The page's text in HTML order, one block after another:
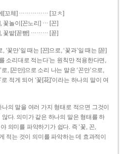
[꼬체] …………… [꼬ㅊ]
꽃놀이[꼰노리] … [꼰]
꽃밭[꼳빧] ……… [꼳]
, ‘꽃만’일 때는 [꼰]으로, ‘꽃과’일 때는 [꼳]
소리대로 적는다’는 원칙만 적용한다면,
, [꼰만]으로 소리 나는 말은 ‘꼰만’으로,
적게 되어 ‘꽃[花]’이라는 하나의 말이 여
의 말을 여러 가지 형태로 적으면 그것이
다. 의미가 같은 하나의 말은 형태를 하
의미를 파악하기가 쉽다. 즉 ‘꽃, 꼰,
적는 것이 의미를 파악하는 데 효과적이